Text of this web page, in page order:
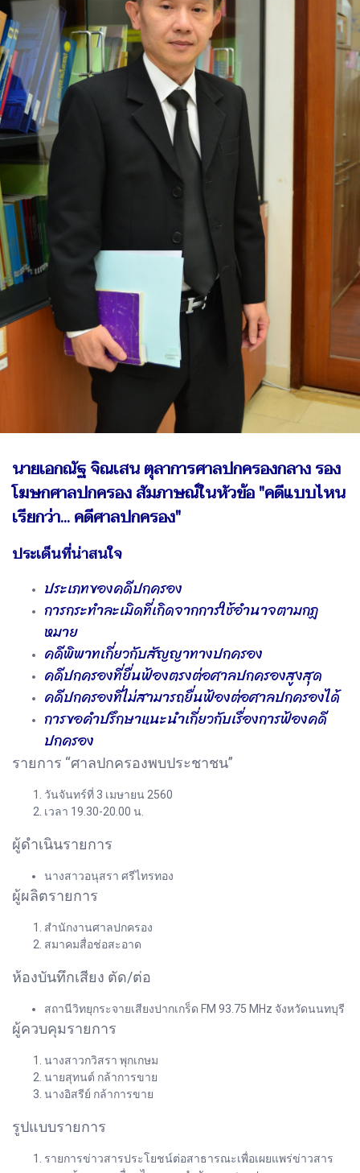
นายเอกณัฐ จิณเสน ตุลาการศาลปกครองกลาง รอง
โฆษกศาลปกครอง สัมภาษณ์ในหัวข้อ "คดีแบบไหน
เรียกว่า... คดีศาลปกครอง"
ประเด็นที่น่าสนใจ
ประเภทของคดีปกครอง
การกระทำละเมิดที่เกิดจากการใช้อำนาจตามกฏ
หมาย
คดีพิพาทเกี่ยวกับสัญญาทางปกครอง
คดีปกครองที่ยื่นฟ้องตรงต่อศาลปกครองสูงสุด
คดีปกครองที่ไม่สามารถยื่นฟ้องต่อศาลปกครองได้
การขอคำปรึกษาแนะนำเกี่ยวกับเรื่องการฟ้องคดี
ปกครอง
รายการ “ศาลปกครองพบประชาชน”
วันจันทร์ที่ 3 เมษายน 2560
เวลา 19.30-20.00 น.
ผู้ดำเนินรายการ
นางสาวอนุสรา ศรีไทรทอง
ผู้ผลิตรายการ
สำนักงานศาลปกครอง
สมาคมสื่อช่อสะอาด
ห้องบันทึกเสียง ตัด/ต่อ
สถานีวิทยุกระจายเสียงปากเกร็ด FM 93.75 MHz จังหวัดนนทบุรี
ผู้ควบคุมรายการ
นางสาวกวิสรา พุกเกษม
นายสุทนต์ กล้าการขาย
นางอิสรีย์ กล้าการขาย
รูปแบบรายการ
รายการข่าวสารประโยชน์ต่อสาธารณะเพื่อเผยแพร่ข่าวสาร